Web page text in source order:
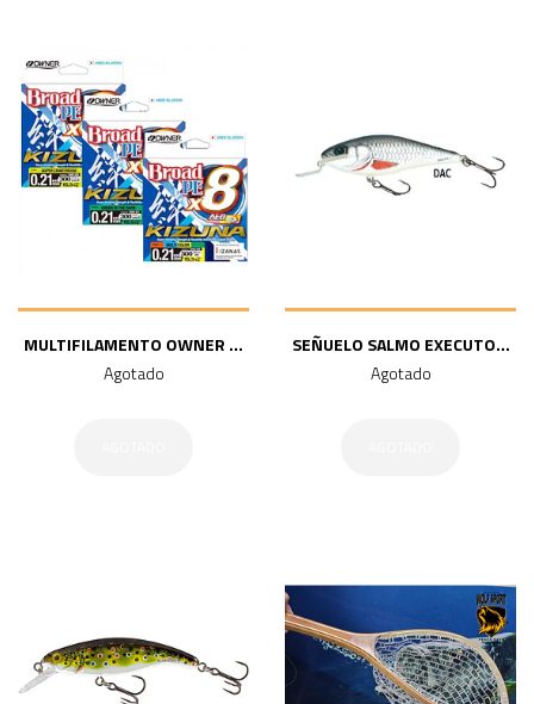
MULTIFILAMENTO OWNER ...
Agotado
SEÑUELO SALMO EXECUTO...
Agotado